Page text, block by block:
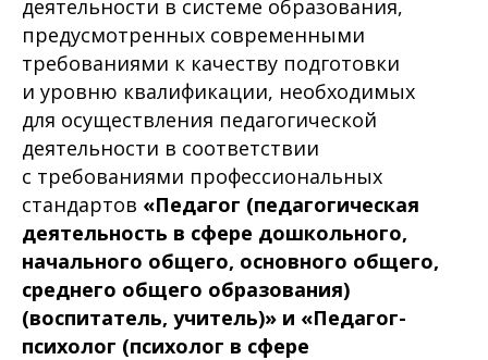
деятельности в системе образования,
предусмотренных современными
требованиями к качеству подготовки
и уровню квалификации, необходимых
для осуществления педагогической
деятельности в соответствии
с требованиями профессиональных
стандартов «Педагог (педагогическая
деятельность в сфере дошкольного,
начального общего, основного общего,
среднего общего образования)
(воспитатель, учитель)» и «Педагог-
психолог (психолог в сфере